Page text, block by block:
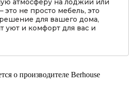
атмосферу на лоджии или
не просто мебель, это
для вашего дома,
уют и комфорт для вас и
о производителе Berhouse